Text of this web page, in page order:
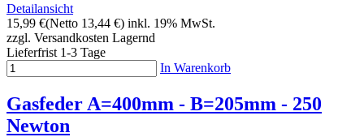
Detailansicht
15,99 €(Netto 13,44 €) inkl. 19% MwSt.
zzgl. Versandkosten Lagernd
Lieferfrist 1-3 Tage
In Warenkorb
Gasfeder A=400mm - B=205mm - 250
Newton